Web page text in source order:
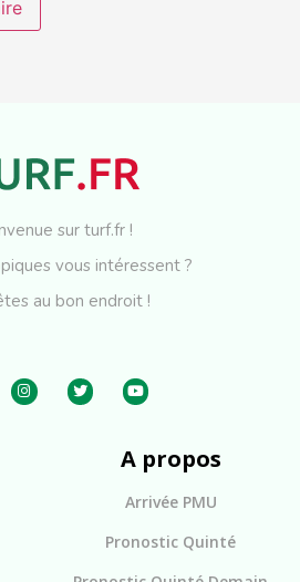
sur turf.fr !
vous intéressent ?
au bon endroit !
A propos
Arrivée PMU
Pronostic Quinté